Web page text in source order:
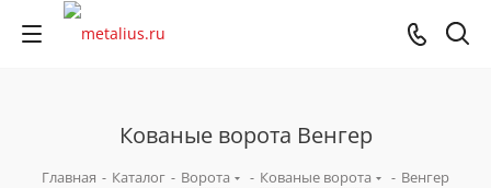
Кованые ворота Венгер
Главная - Каталог - Ворота - Кованые ворота - Венгер